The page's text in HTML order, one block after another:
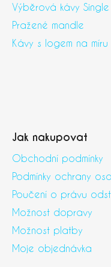
Výběrová kávy
Pražené mandle
Kávy s logem na míru
Jak nakupovat
Obchodní podmínky
Podmínky ochrany
Poučení o právu
Možnost dopravy
Možnost platby
Moje objednávka